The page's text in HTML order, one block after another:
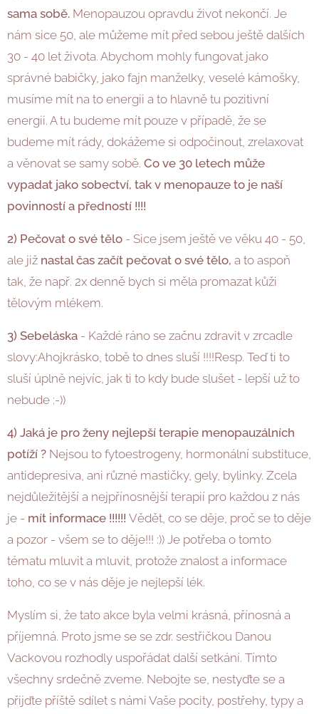
sama sobě. Menopauzou opravdu život nekončí. Je
nám sice 50, ale můžeme mít před sebou ještě dalších
30 - 40 let života. Abychom mohly fungovat jako
správné babičky, jako fajn manželky, veselé kámošky,
musíme mít na to energii a to hlavně tu pozitivní
energii. A tu budeme mít pouze v případě, že se
budeme mít rády, dokážeme si odpočinout, zrelaxovat
a věnovat se samy sobě. Co ve 30 letech může
vypadat jako sobectví, tak v menopauze to je naší
povinností a předností !!!!
2) Pečovat o své tělo - Sice jsem ještě ve věku 40 - 50,
ale již nastal čas začít pečovat o své tělo, a to aspoň
tak, že např. 2x denně bych si měla promazat kůži
tělovým mlékem.
3) Sebeláska - Každé ráno se začnu zdravit v zrcadle
slovy:Ahojkrásko, tobě to dnes sluší !!!!Resp. Teď ti to
sluší úplně nejvíc, jak ti to kdy bude slušet - lepší už to
nebude :-))
4) Jaká je pro ženy nejlepší terapie menopauzálních
potíží ? Nejsou to fytoestrogeny, hormonální substituce,
antidepresiva, ani různé mastičky, gely, bylinky. Zcela
nejdůležitější a nejpřínosnější terapií pro každou z nás
je - mít informace !!!!!! Vědět, co se děje, proč se to děje
a pozor - všem se to děje!!! :)) Je potřeba o tomto
tématu mluvit a mluvit, protože znalost a informace
toho, co se v nás děje je nejlepší lék.
Myslím si, že tato akce byla velmi krásná, přínosná a
příjemná. Proto jsme se se zdr. sestřičkou Danou
Vackovou rozhodly uspořádat další setkání. Tímto
všechny srdečně zveme. Nebojte se, nestyďte se a
přijďte příště sdílet s námi Vaše pocity, postřehy, typy a